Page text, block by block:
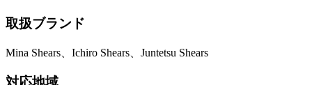
取扱ブランド
Mina Shears、Ichiro Shears、Juntetsu Shears